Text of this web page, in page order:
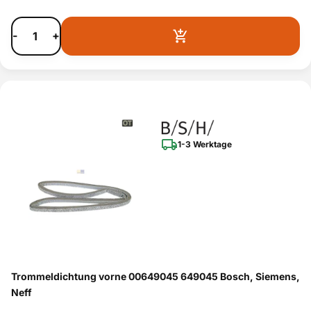
- +
1-3 Werktage
Trommeldichtung vorne 00649045 649045 Bosch, Siemens,
Neff